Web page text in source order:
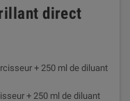
direct
+ 250 ml de diluant
+ 250 ml de diluant